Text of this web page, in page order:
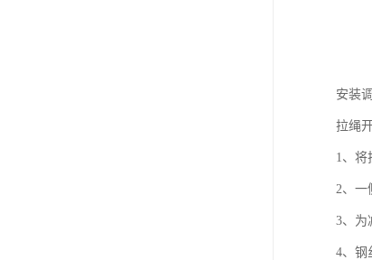
安装
拉绳
1、将
2、一
3、为
4、钢